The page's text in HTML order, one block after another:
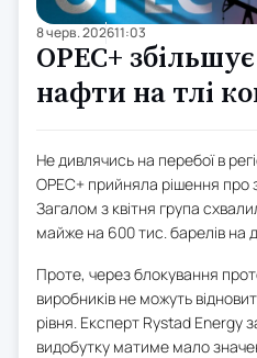
8 черв. 202611:03
OPEC+
нафти на тлі
Не дивлячись на перебої в
OPEC+ прийняла рішення про
Загалом з квітня група
майже на 600 тис. барелів на
Проте, через блокування
виробників не можуть
рівня. Експерт Rystad Energy
видобутку матиме мало